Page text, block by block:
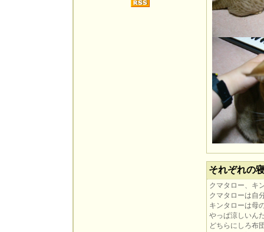
それぞれの
クマタロー、キ
クマタローは自
キンタローは母
やっぱ涼しいん
どちらにしろ布